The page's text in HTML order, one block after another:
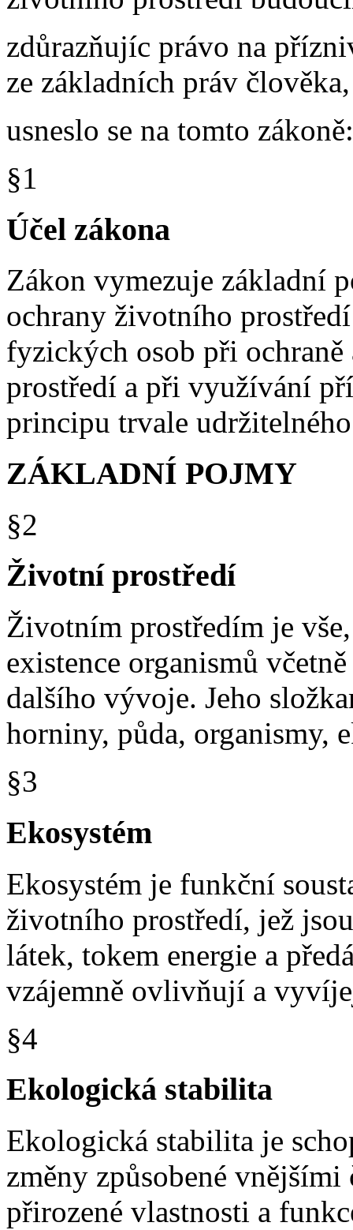
zdůrazňujíc právo na
ze základních práv člověka,
usneslo se na tomto zákoně:
§1
Účel zákona
Zákon vymezuje základní
ochrany životního
fyzických osob při
prostředí a při využívání
principu trvale
ZÁKLADNÍ POJMY
§2
Životní prostředí
Životním prostředím je
existence organismů
dalšího vývoje. Jeho
horniny, půda, organismy,
§3
Ekosystém
Ekosystém je funkční
životního prostředí, jež
látek, tokem energie a
vzájemně ovlivňují a
§4
Ekologická stabilita
Ekologická stabilita je
změny způsobené
přirozené vlastnosti a